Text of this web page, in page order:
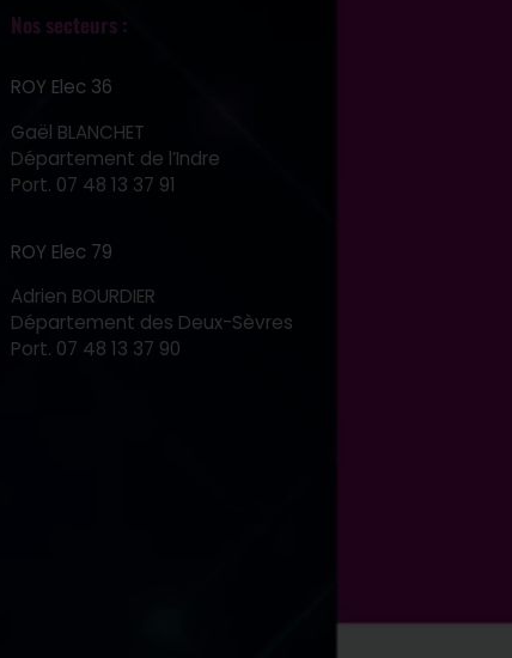
Nos secteurs :
ROY Elec 36
Gaël BLANCHET
Département de l’Indre
Port. 07 48 13 37 91
ROY Elec 79
Adrien BOURDIER
Département des Deux-Sèvres
Port. 07 48 13 37 90